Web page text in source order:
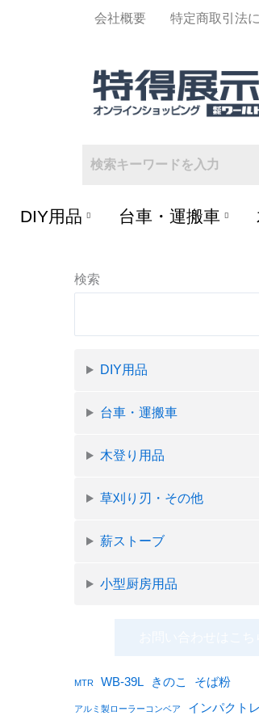
会社概要 特定商取引法
DIY用品 台車・運搬車
検索
DIY用品
台車・運搬車
木登り用品
草刈り刃・その他
薪ストーブ
小型厨房用品
MTR WB-39L きのこ そば粉
アルミ製ローラーコンベア インパクト